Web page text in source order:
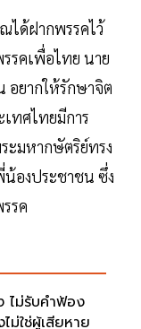
ได้ฝากพรรคไว้
รคเพื่อไทย นาย
อยากให้รักษาจิต
ทศไทยมีการ
ะมหากษัตริย์ทรง
องประชาชน ซึ่ง
รค
ไม่รับคำฟ้อง
ม่ใช่ผู้เสียหาย